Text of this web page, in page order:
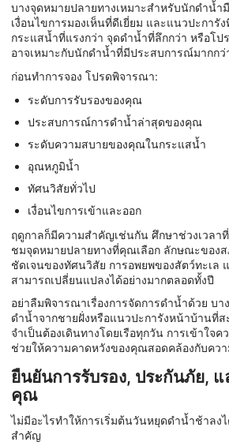
บางจุดหมายปลายทางเหมาะสำหรับนักดำน้ำ
เงื่อนไขการมองเห็นที่ดีเยี่ยม และแนวปะกา
กระแสน้ำที่แรงกว่า จุดดำน้ำที่ลึกกว่า หรือโ
อาจเหมาะกับนักดำน้ำที่มีประสบการณ์มากกว่
ก่อนทำการจอง โปรดพิจารณา:
ระดับการรับรองของคุณ
ประสบการณ์การดำน้ำล่าสุดของคุณ
ระดับความสบายของคุณในกระแสน้ำ
อุณหภูมิน้ำ
ทัศนวิสัยทั่วไป
เงื่อนไขการเข้าและออก
ฤดูกาลก็มีความสำคัญเช่นกัน ศึกษาช่วงเวลา
ชมจุดหมายปลายทางที่คุณเลือก ลักษณะของส
ชัดเจนของทัศนวิสัย การอพยพของสัตว์ทะเล
สามารถเปลี่ยนแปลงได้อย่างมากตลอดทั้งปี
อย่าลืมพิจารณาเรื่องการจัดการดำน้ำด้วย บา
ดำน้ำจากชายฝั่งหรือแนวปะการังหน้าบ้านที่
จำเป็นต้องเดินทางโดยเรือทุกวัน การเข้าใจค
ช่วยให้ความคาดหวังของคุณสอดคล้องกับควา
ยืนยันการรับรอง, ประกันภัย, แ
คุณ
ไม่มีอะไรทำให้การเริ่มต้นวันหยุดดำน้ำช้าลงไ
สำคัญ